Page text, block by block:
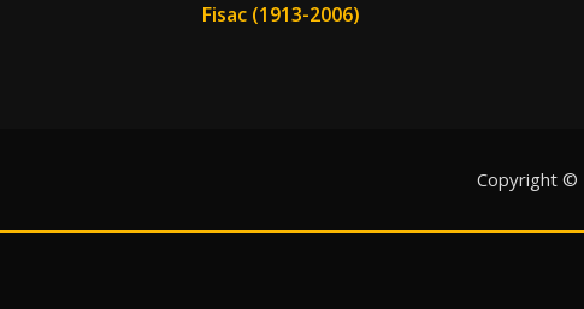
Fisac (1913-2006)
Copyright